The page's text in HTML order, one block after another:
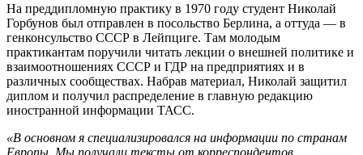
На преддипломную практику в 1970 году студент Николай
Горбунов был отправлен в посольство Берлина, а оттуда — в
генконсульство СССР в Лейпциге. Там молодым
практикантам поручили читать лекции о внешней политике и
взаимоотношениях СССР и ГДР на предприятиях и в
различных сообществах. Набрав материал, Николай защитил
диплом и получил распределение в главную редакцию
иностранной информации ТАСС.
«В основном я специализировался на информации по странам
Европы. Мы получали тексты от корреспондентов,